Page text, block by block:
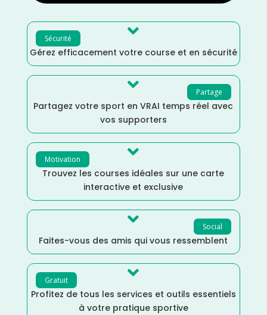
Sécurité 
Gérez efficacement votre course et en sécurité
Partage

Partagez votre sport en VRAI temps réel avec
vos supporters
Motivation 
Trouvez les courses idéales sur une carte
interactive et exclusive
Social

Faites-vous des amis qui vous ressemblent
Gratuit 
Profitez de tous les services et outils essentiels
à votre pratique sportive